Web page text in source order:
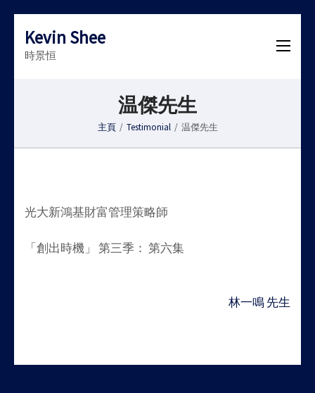
Kevin Shee
時景恒
温傑先生
主頁 / Testimonial / 温傑先生
光大新鴻基財富管理策略師
「創出時機」 第三季： 第六集
林一鳴 先生